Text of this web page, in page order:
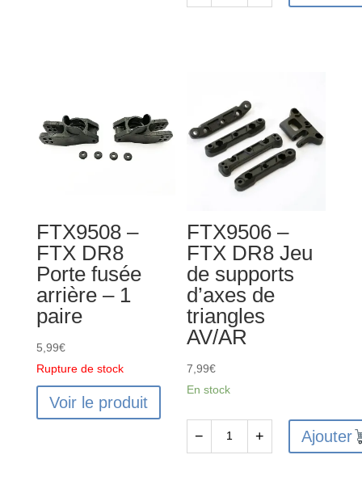
de
pivots
Rear
Lower
Suspension
FTX9508 –
FTX DR8
Porte fusée
arrière – 1
paire
5,99€
Rupture de stock
Voir le produit
FTX9506 –
FTX DR8 Jeu
de supports
d’axes de
triangles
AV/AR
7,99€
En stock
− + Ajouter